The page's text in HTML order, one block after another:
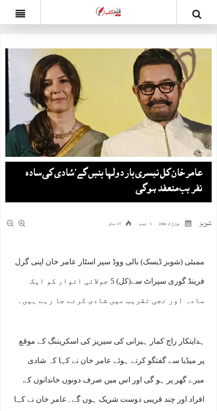
عامر خان کل تیسری بار دولہا بنیں گے‘ شادی کی سادہ
تقریب منعقد ہوگی
شوبز جولائ 3, 2026 1 تبصرہ 37 مناظر
ممبئی (شوبز ڈیسک) بالی ووڈ سپر اسٹار عامر خان اپنی گرل
فرینڈ گوری سپراٹ سے(کل) 5 جولائی اتوار کو ایک
سادہ اور نجی تقریب میں شادی کرنے جا رہے ہیں۔
ہدایتکار راج کمار ہیرانی کی سیریز کی اسکریننگ کے موقع
پر میڈیا سے گفتگو کرتے ہوئے عامر خان نے کہا کہ شادی
میرے گھر پر ہو گی اور اس میں صرف دونوں خاندانوں کے
افراد اور چند قریبی دوست شریک ہوں گے۔عامر خان نے کہا